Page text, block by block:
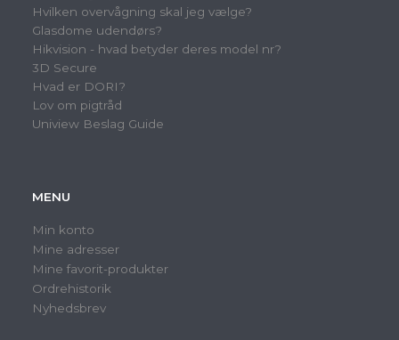
Hvilken overvågning skal jeg vælge?
Glasdome udendørs?
Hikvision - hvad betyder deres model nr?
3D Secure
Hvad er DORI?
Lov om pigtråd
Uniview Beslag Guide
MENU
Min konto
Mine adresser
Mine favorit-produkter
Ordrehistorik
Nyhedsbrev